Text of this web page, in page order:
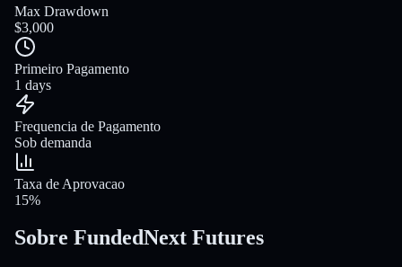
Max Drawdown
$3,000
Primeiro Pagamento
1 days
Frequencia de Pagamento
Sob demanda
Taxa de Aprovacao
15%
Sobre FundedNext Futures